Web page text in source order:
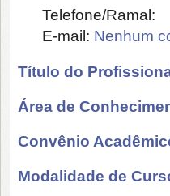
Telefone/Ramal:
E-mail: Nenhum
Título do
Área de
Convênio
Modalidade de